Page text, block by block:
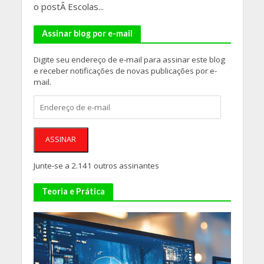
o postÂ Escolas...
Assinar blog por e-mail
Digite seu endereço de e-mail para assinar este blog
e receber notificações de novas publicações por e-
mail.
de
ASSINAR
Junte-se a 2.141 outros assinantes
Teoria e Prática